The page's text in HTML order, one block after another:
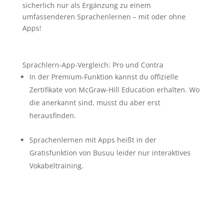
sicherlich nur als Ergänzung zu einem
umfassenderen Sprachenlernen – mit oder ohne
Apps!
Sprachlern-App-Vergleich: Pro und Contra
In der Premium-Funktion kannst du offizielle
Zertifikate von McGraw-Hill Education erhalten. Wo
die anerkannt sind, musst du aber erst
herausfinden.
Sprachenlernen mit Apps heißt in der
Gratisfunktion von Busuu leider nur interaktives
Vokabeltraining.